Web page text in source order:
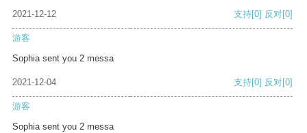
2021-12-12 支持[0] 反对[0]
游客
Sophia sent you 2 messa
2021-12-04 支持[0] 反对[0]
游客
Sophia sent you 2 messa